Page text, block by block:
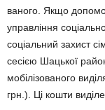
ваного. Якщо
управління
соціальний захист
сесією Шацької
мобілізованого
грн.). Ці кошти